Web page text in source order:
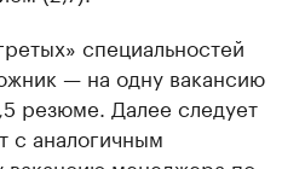
специальностей
— на одну вакансию
резюме. Далее следует
с аналогичным